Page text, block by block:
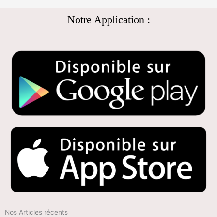
Notre Application :
Nos Articles récents